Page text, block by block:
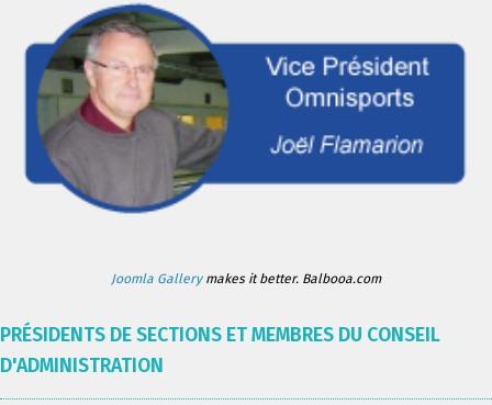
Joomla Gallerymakes it better. Balbooa.com
PRÉSIDENTS DE SECTIONS ET MEMBRES DU CONSEIL
D'ADMINISTRATION